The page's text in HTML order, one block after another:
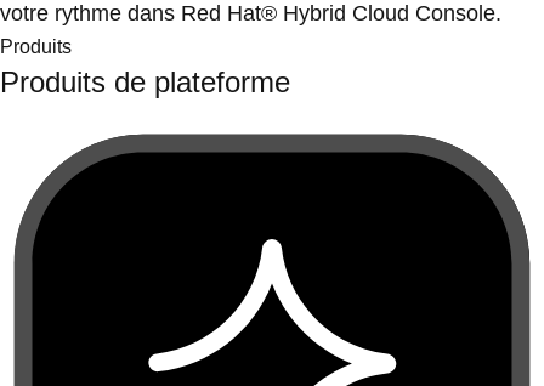
votre rythme dans Red Hat® Hybrid Cloud Console.
Produits
Produits de plateforme